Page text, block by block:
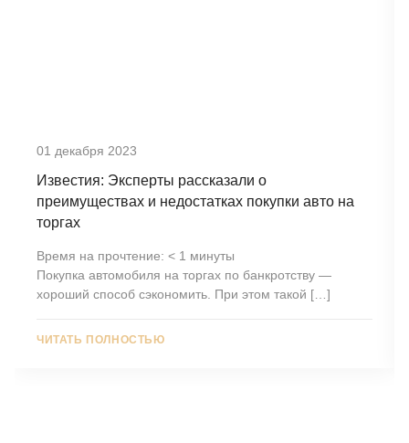
01 декабря 2023
Известия: Эксперты рассказали о
преимуществах и недостатках покупки авто на
торгах
Время на прочтение: < 1 минуты
Покупка автомобиля на торгах по банкротству —
хороший способ сэкономить. При этом такой […]
ЧИТАТЬ ПОЛНОСТЬЮ